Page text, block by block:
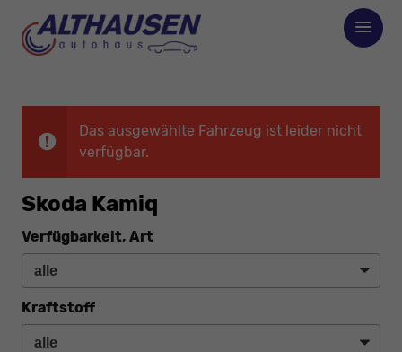
Das ausgewählte Fahrzeug ist leider nicht
verfügbar.
Skoda Kamiq
Verfügbarkeit, Art
Kraftstoff